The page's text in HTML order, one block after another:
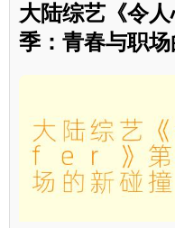
大陆综艺《令
季：青春与职